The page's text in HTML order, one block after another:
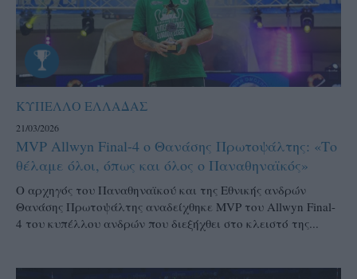
ΚΥΠΕΛΛΟ ΕΛΛΑΔΑΣ
21/03/2026
MVP Allwyn Final-4 ο Θανάσης Πρωτοψάλτης: «Το
θέλαμε όλοι, όπως και όλος ο Παναθηναϊκός»
Ο αρχηγός του Παναθηναϊκού και της Εθνικής ανδρών
Θανάσης Πρωτοψάλτης αναδείχθηκε MVP του Allwyn Final-
4 του κυπέλλου ανδρών που διεξήχθει στο κλειστό της...